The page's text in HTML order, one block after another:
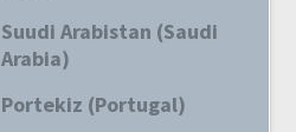
Suudi Arabistan (Saudi
Arabia)
Portekiz (Portugal)